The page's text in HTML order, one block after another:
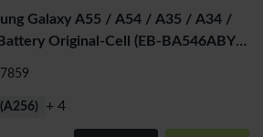
Galaxy A55 / A54 / A35 / A34 /
Original-Cell (EB-BA546ABY)
+ 4